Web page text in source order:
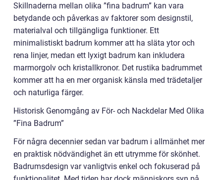
Skillnaderna mellan olika ”fina badrum” kan vara
betydande och påverkas av faktorer som designstil,
materialval och tillgängliga funktioner. Ett
minimalistiskt badrum kommer att ha släta ytor och
rena linjer, medan ett lyxigt badrum kan inkludera
marmorgolv och kristallkronor. Det rustika badrummet
kommer att ha en mer organisk känsla med trädetaljer
och naturliga färger.
Historisk Genomgång av För- och Nackdelar Med Olika
”Fina Badrum”
För några decennier sedan var badrum i allmänhet mer
en praktisk nödvändighet än ett utrymme för skönhet.
Badrumsdesign var vanligtvis enkel och fokuserad på